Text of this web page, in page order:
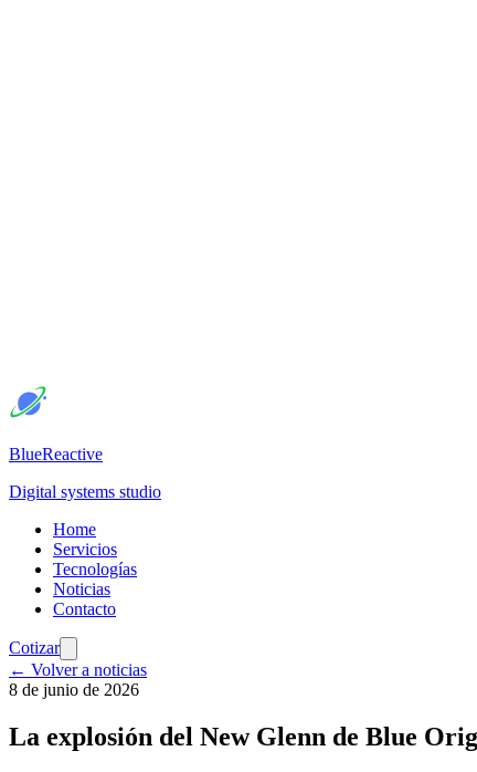
BlueReactive
Digital systems studio
Home
Servicios
Tecnologías
Noticias
Contacto
Cotizar
← Volver a noticias
8 de junio de 2026
La explosión del New Glenn de Blue